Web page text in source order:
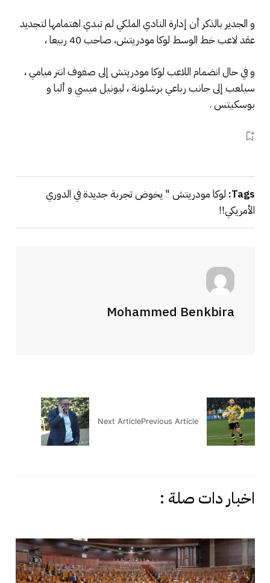
و الجدير بالذكر أن إدارة النادي الملكي لم تبدي اهتمامها لتجديد
عقد لاعب خط الوسط لوكا مودريتش، صاحب 40 ربيعا ،
و في حال انضمام اللاعب لوكا مودريتش إلى صفوف انتر ميامي ،
سيلعب إلى جانب رباعي برشلونة ، ليونيل ميسي و ألبا و
بوسكيتس .
Tags: لوكا مودريتش " يخوض تجربة جديدة في الدوري
الأمريكي!!
Mohammed Benkbira
Previous Article
Next Article
اخبار دات صلة :